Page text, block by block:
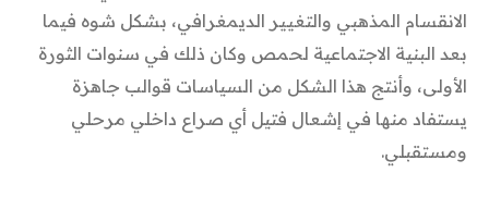
الانقسام المذهبي والتغيير الديمغرافي، بشكل شوه فيما
بعد البنية الاجتماعية لحمص وكان ذلك في سنوات الثورة
الأولى، وأنتج هذا الشكل من السياسات قوالب جاهزة
يستفاد منها في إشعال فتيل أي صراع داخلي مرحلي
ومستقبلي.